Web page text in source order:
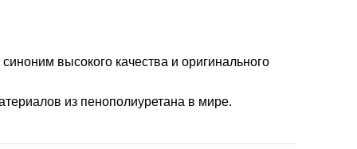
высокого качества и оригинального
из пенополиуретана в мире.